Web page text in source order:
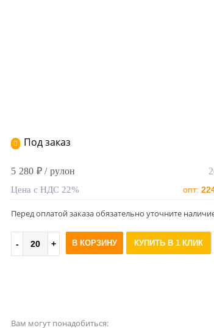
Под заказ
5 280 ₽ / рулон
Цена с НДС 22% опт:
Перед оплатой заказа обязательно уточните
В КОРЗИНУ КУПИТЬ В 1 КЛИК
Вам могут понадобиться: